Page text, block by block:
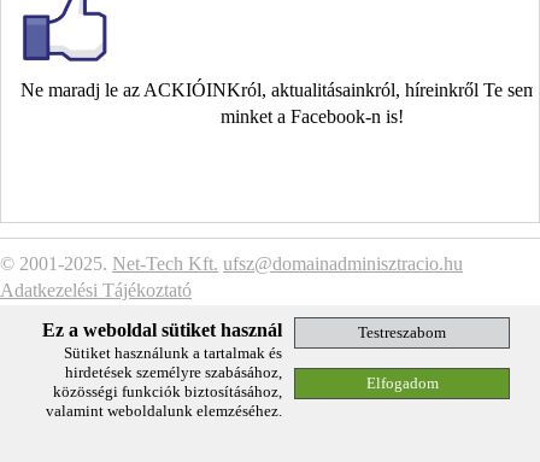
Ne maradj le az ACKIÓINKról, aktualitásainkról, híreinkről Te
minket a Facebook-n is!
© 2001-2025. Net-Tech Kft. ufsz@domainadminisztracio.hu
Adatkezelési Tájékoztató
Ez a weboldal sütiket használ
Sütiket használunk a tartalmak és
hirdetések személyre szabásához,
közösségi funkciók biztosításához,
valamint weboldalunk elemzéséhez.